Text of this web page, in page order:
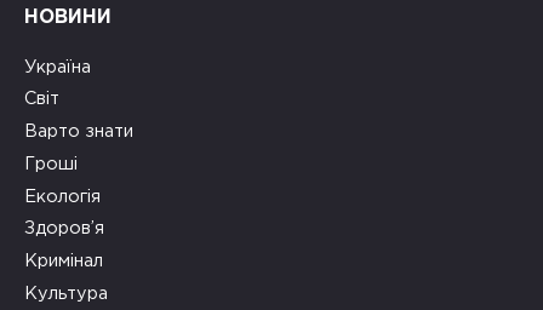
НОВИНИ
Україна
Світ
Варто знати
Гроші
Екологія
Здоров’я
Кримінал
Культура